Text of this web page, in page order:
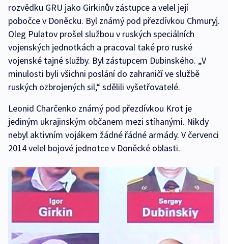
rozvědku GRU jako Girkinův zástupce a velel její
pobočce v Doněcku. Byl známý pod přezdívkou Chmuryj.
Oleg Pulatov prošel službou v ruských speciálních
vojenských jednotkách a pracoval také pro ruské
vojenské tajné služby. Byl zástupcem Dubinského. „V
minulosti byli všichni poslání do zahraničí ve službě
ruských ozbrojených sil,“ sdělili vyšetřovatelé.
Leonid Charčenko známý pod přezdívkou Krot je
jediným ukrajinským občanem mezi stíhanými. Nikdy
nebyl aktivním vojákem žádné řádné armády. V červenci
2014 velel bojové jednotce v Doněcké oblasti.